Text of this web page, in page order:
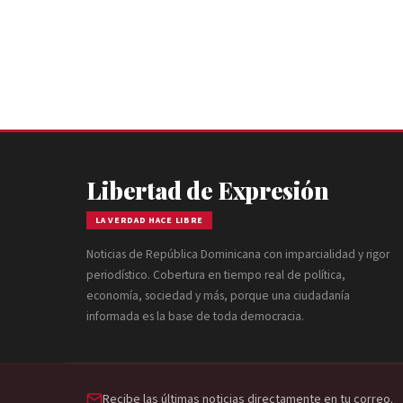
Libertad de Expresión
LA VERDAD HACE LIBRE
Noticias de República Dominicana con imparcialidad y rigor
periodístico. Cobertura en tiempo real de política,
economía, sociedad y más, porque una ciudadanía
informada es la base de toda democracia.
Recibe las últimas noticias directamente en tu correo.